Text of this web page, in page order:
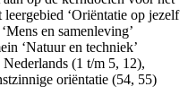
‘Oriëntatie op jezelf
en samenleving’
‘Natuur en techniek’
(1 t/m 5, 12),
oriëntatie (54, 55)